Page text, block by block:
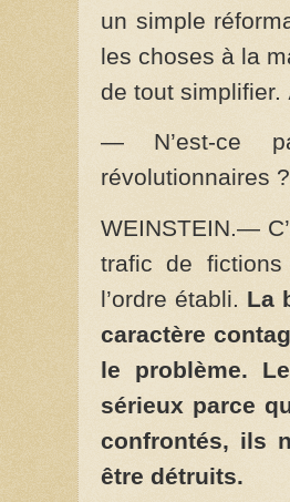
un simple
les choses à la
de tout simplifier.
— N’est-ce
révolutionnaires ?
WEINSTEIN.—
trafic de
l’ordre établi. La
caractère
le problème.
sérieux parce
confrontés, ils
être détruits.